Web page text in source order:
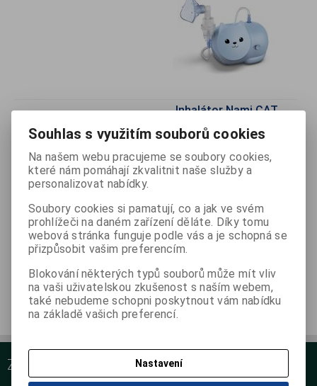
Inhalátor Nami CAT
Odebrat
Přidat do
košíku
s DPH
1 342 Kč
bez DPH
1 198 Kč
Katalogové číslo:
Výrobce:
OMRON
Popis
kompresorový inhalátor
vhodný pro děti
ZÁKAZNICKÝ SERVIS
Souhlas s využitím souborů cookies
Na našem webu pracujeme se soubory cookies,
které nám pomáhají zkvalitnit naše služby a
personalizovat nabídky.
Soubory cookies si pamatují, co a jak ve svém
prohlížeči na daném zařízení děláte. Díky tomu
webová stránka funguje podle vás a je schopná se
přizpůsobit vašim preferencím.
Blokování některých typů souborů může mít vliv
na vaši uživatelskou zkušenost s naším webem,
také nebudeme schopni poskytnout vám nabídku
na základě vašich preferencí.
Nastavení